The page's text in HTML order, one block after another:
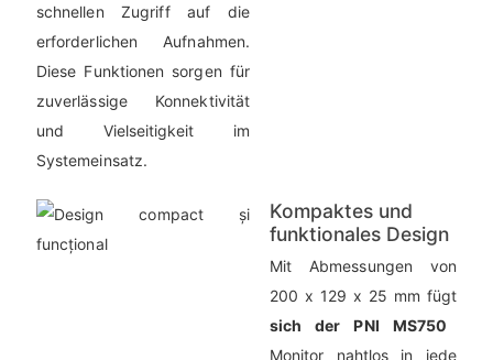
schnellen Zugriff auf die
erforderlichen Aufnahmen.
Diese Funktionen sorgen für
zuverlässige Konnektivität
und Vielseitigkeit im
Systemeinsatz.
Kompaktes und
funktionales Design
Mit Abmessungen von
200 x 129 x 25 mm fügt
sich der PNI MS750
Monitor nahtlos in jede